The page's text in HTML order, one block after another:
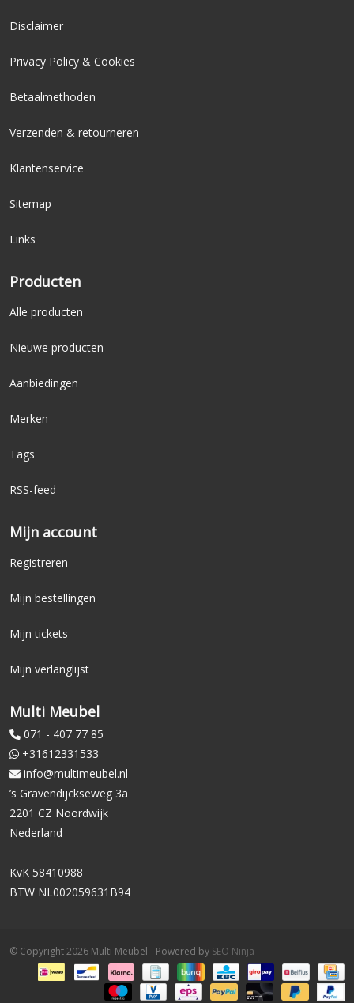
Diepte zitting: 49,0 cm
Disclaimer
Privacy Policy & Cookies
Betaalmethoden
Verzenden & retourneren
Klantenservice
Sitemap
Links
Producten
Alle producten
Nieuwe producten
Aanbiedingen
Merken
Tags
RSS-feed
Mijn account
Registreren
Mijn bestellingen
Mijn tickets
Mijn verlanglijst
Multi Meubel
071 - 407 77 85
+31612331533
info@multimeubel.nl
’s Gravendijckseweg 3a
2201 CZ Noordwijk
Nederland
KvK 58410988
BTW NL002059631B94
© Copyright 2026 Multi Meubel - Powered by SEO Ninja